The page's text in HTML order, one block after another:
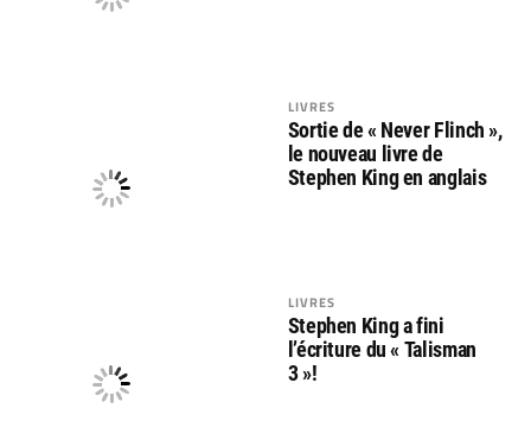
LIVRES
Sortie de « Never Flinch »,
le nouveau livre de
Stephen King en anglais
LIVRES
Stephen King a fini
l’écriture du « Talisman
3 »!